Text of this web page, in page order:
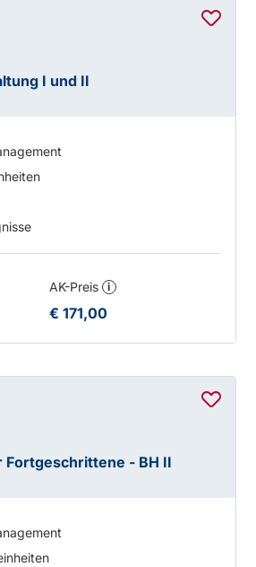
I und II
AK-Preis i
€ 171,00
Fortgeschrittene - BH II